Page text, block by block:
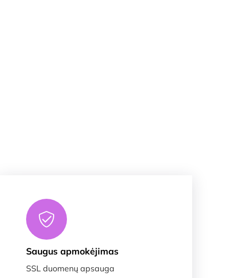
Saugus apmokėjimas
SSL duomenų apsauga